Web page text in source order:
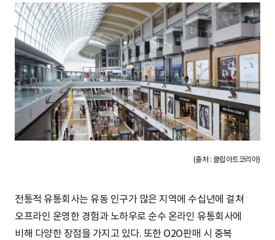
(출처 : 클립아트코리아)
전통적 유통회사는 유동 인구가 많은 지역에 수십년에 걸쳐
오프라인 운영한 경험과 노하우로 순수 온라인 유통회사에
비해 다양한 장점을 가지고 있다. 또한 O2O판매 시 중복